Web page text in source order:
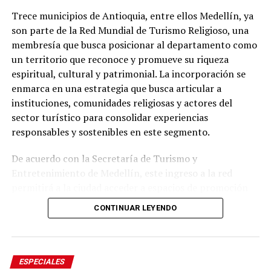
Juan Carlos, es uno de los intérpretes más versátiles que
tiene la música colombiana. Ya son cuatro décadas
bolero, la balada y la música tropical. Ha integrado
Laitn Grammy por su álbumTesorosy además recordado
como jurado de Factor X.
Trece municipios de Antioquia, entre ellos Medellín, ya
son parte de la Red Mundial de Turismo Religioso, una
membresía que busca posicionar al departamento como
un territorio que reconoce y promueve su riqueza
espiritual, cultural y patrimonial. La incorporación se
enmarca en una estrategia que busca articular a
instituciones, comunidades religiosas y actores del
sector turístico para consolidar experiencias
responsables y sostenibles en este segmento.
De acuerdo con la Secretaría de Turismo y
internacional, intercambio de buenas prácticas,
fortalecimiento institucional y nuevas oportunidades
religioso.
CONTINUAR LEYENDO
ESPECIALES